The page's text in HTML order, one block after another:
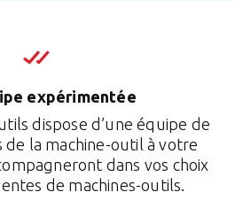
expérimentée
dispose d’une équipe de
de la machine-outil à votre
dans vos choix
de machines-outils.